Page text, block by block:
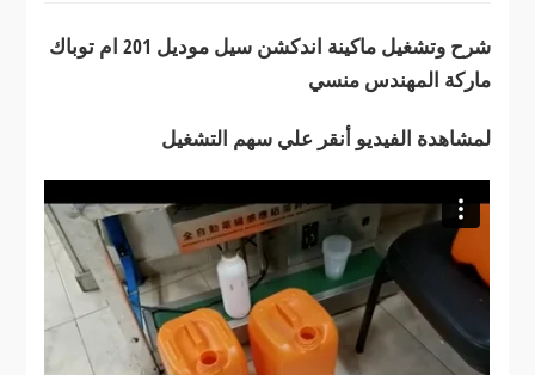
شرح وتشغيل ماكينة اندكشن سيل موديل 201 ام توباك
ماركة المهندس منسي
لمشاهدة الفيديو أنقر علي سهم التشغيل